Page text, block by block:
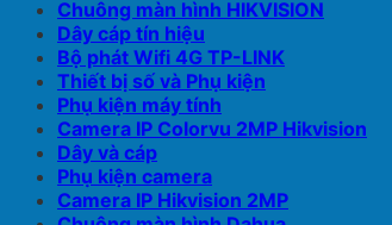
Chuông màn hình HIKVISION
Dây cáp tín hiệu
Bộ phát Wifi 4G TP-LINK
Thiết bị số và Phụ kiện
Phụ kiện máy tính
Camera IP Colorvu 2MP Hikvision
Dây và cáp
Phụ kiện camera
Camera IP Hikvision 2MP